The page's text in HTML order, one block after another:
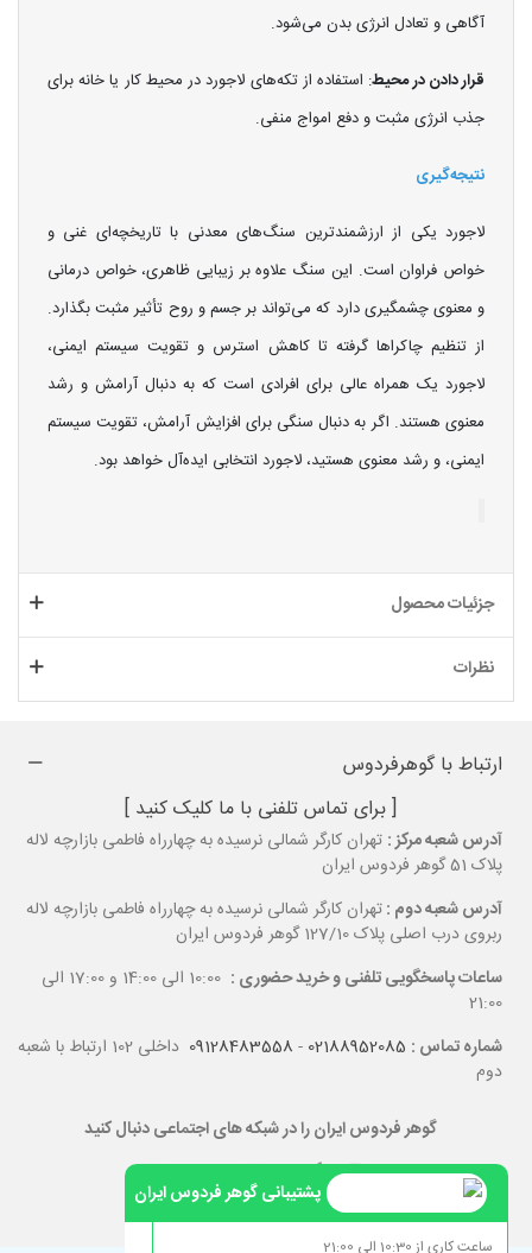
آگاهی و تعادل انرژی بدن می‌شود.
قرار دادن در محیط: استفاده از تکه‌های لاجورد در محیط کار یا خانه برای
جذب انرژی مثبت و دفع امواج منفی.
نتیجه‌گیری
لاجورد یکی از ارزشمندترین سنگ‌های معدنی با تاریخچه‌ای غنی و
خواص فراوان است. این سنگ علاوه بر زیبایی ظاهری، خواص درمانی
و معنوی چشمگیری دارد که می‌تواند بر جسم و روح تأثیر مثبت بگذارد.
از تنظیم چاکراها گرفته تا کاهش استرس و تقویت سیستم ایمنی،
لاجورد یک همراه عالی برای افرادی است که به دنبال آرامش و رشد
معنوی هستند. اگر به دنبال سنگی برای افزایش آرامش، تقویت سیستم
ایمنی، و رشد معنوی هستید، لاجورد انتخابی ایده‌آل خواهد بود.
جزئیات محصول
نظرات
ارتباط با گوهرفردوس
[ برای تماس تلفنی با ما کلیک کنید ]
آدرس شعبه مرکز : تهران کارگر شمالی نرسیده به چهارراه فاطمی بازارچه لاله
پلاک 51 گوهر فردوس ایران
آدرس شعبه دوم :تهران کارگر شمالی نرسیده به چهارراه فاطمی بازارچه لاله
ربروی درب اصلی پلاک 127/10 گوهر فردوس ایران
ساعات پاسخگویی تلفنی و خرید حضوری :
10:00 الی 14:00 و 17:00 الی
21:00
شماره تماس : 02188952085
-
09128483558
داخلی 102 ارتباط با شعبه
دوم
گوهر فردوس ایران را در شبکه های اجتماعی دنبال کنید
پشتیبانی گوهر فردوس ایران
ساعت کاری از 10:30 الی 21:00